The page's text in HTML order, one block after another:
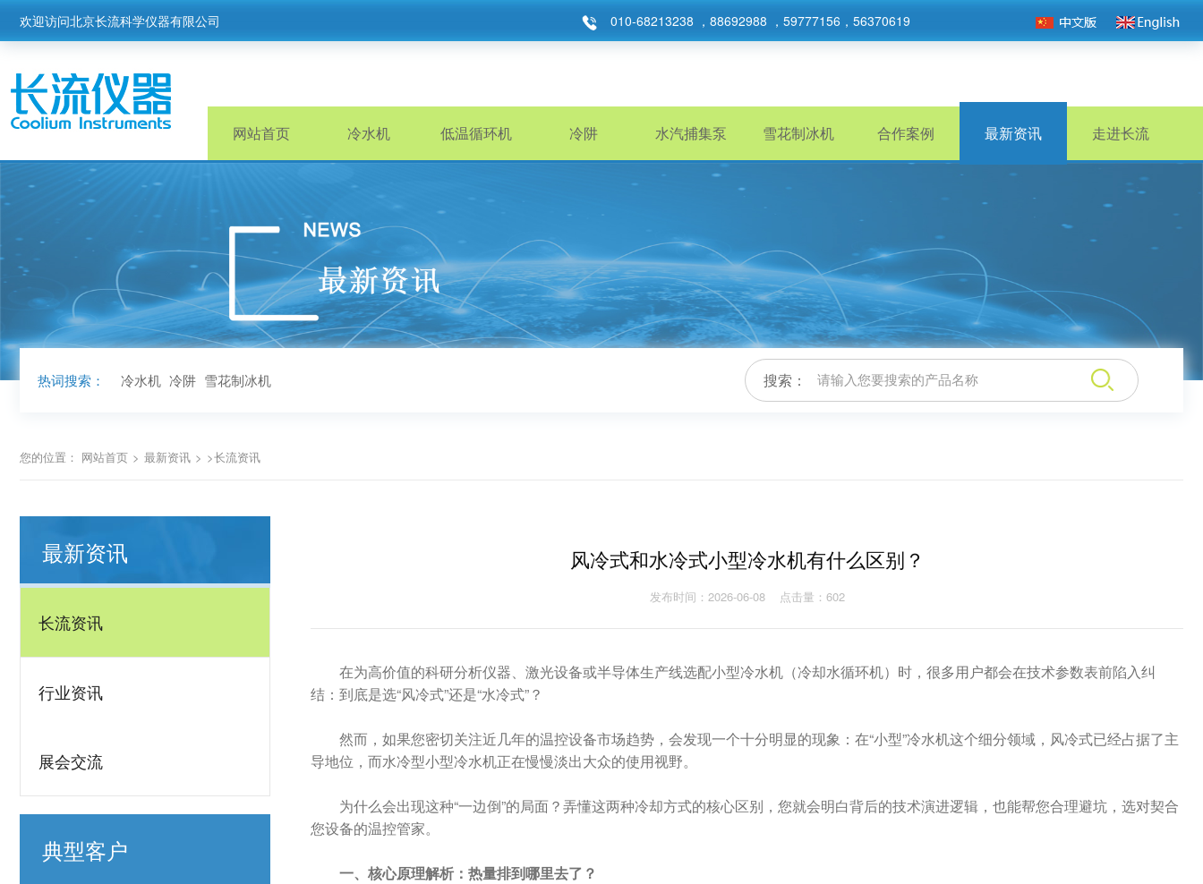
欢迎访问北京长流科学仪器有限公司 010-68213238 ，88692988 ，59777156，56370619
网站首页 冷水机 低温循环机 冷阱 水汽捕集泵 雪花制冰机 合作案例 最新资讯 走进长流
热词搜索： 冷水机 冷阱 雪花制冰机 搜索：
您的位置： 网站首页 > 最新资讯 > >长流资讯
最新资讯
长流资讯
行业资讯
展会交流
典型客户
风冷式和水冷式小型冷水机有什么区别？
发布时间：2026-06-08 点击量：602
在为高价值的科研分析仪器、激光设备或半导体生产线选配小型冷水机（冷却水循环机）时，很多用户都会在技术参数表前陷入纠
结：到底是选“风冷式”还是“水冷式”？
然而，如果您密切关注近几年的温控设备市场趋势，会发现一个十分明显的现象：在“小型”冷水机这个细分领域，风冷式已经占据了主
导地位，而水冷型小型冷水机正在慢慢淡出大众的使用视野。
为什么会出现这种“一边倒”的局面？弄懂这两种冷却方式的核心区别，您就会明白背后的技术演进逻辑，也能帮您合理避坑，选对契合
您设备的温控管家。
一、核心原理解析：热量排到哪里去了？